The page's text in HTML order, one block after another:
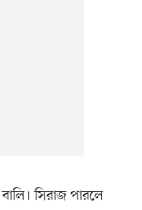
সিরাজ পারলে